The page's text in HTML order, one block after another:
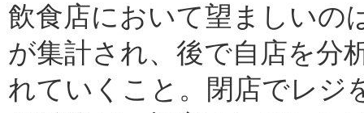
飲食店において望ましいの
が集計され、後で自店を分
れていくこと。閉店でレジ